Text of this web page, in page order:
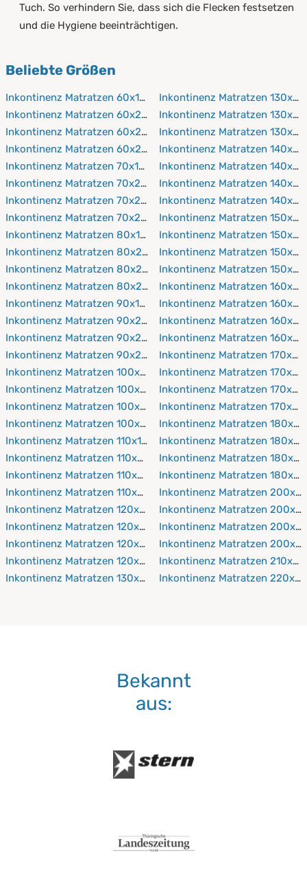
Tuch. So verhindern Sie, dass sich die Flecken festsetzen
und die Hygiene beeinträchtigen.
Beliebte Größen
Inkontinenz Matratzen 60x190 cm
Inkontinenz Matratzen 60x200 cm
Inkontinenz Matratzen 60x210 cm
Inkontinenz Matratzen 60x220 cm
Inkontinenz Matratzen 70x190 cm
Inkontinenz Matratzen 70x200 cm
Inkontinenz Matratzen 70x210 cm
Inkontinenz Matratzen 70x220 cm
Inkontinenz Matratzen 80x190 cm
Inkontinenz Matratzen 80x200 cm
Inkontinenz Matratzen 80x210 cm
Inkontinenz Matratzen 80x220 cm
Inkontinenz Matratzen 90x190 cm
Inkontinenz Matratzen 90x200 cm
Inkontinenz Matratzen 90x210 cm
Inkontinenz Matratzen 90x220 cm
Inkontinenz Matratzen 100x190 cm
Inkontinenz Matratzen 100x200 cm
Inkontinenz Matratzen 100x210 cm
Inkontinenz Matratzen 100x220 cm
Inkontinenz Matratzen 110x190 cm
Inkontinenz Matratzen 110x200 cm
Inkontinenz Matratzen 110x210 cm
Inkontinenz Matratzen 110x220 cm
Inkontinenz Matratzen 120x190 cm
Inkontinenz Matratzen 120x200 cm
Inkontinenz Matratzen 120x210 cm
Inkontinenz Matratzen 120x220 cm
Inkontinenz Matratzen 130x190 cm
Inkontinenz Matratzen
Inkontinenz Matratzen
Inkontinenz Matratzen
Inkontinenz Matratzen
Inkontinenz Matratzen
Inkontinenz Matratzen
Inkontinenz Matratzen
Inkontinenz Matratzen
Inkontinenz Matratzen
Inkontinenz Matratzen
Inkontinenz Matratzen
Inkontinenz Matratzen
Inkontinenz Matratzen
Inkontinenz Matratzen
Inkontinenz Matratzen
Inkontinenz Matratzen
Inkontinenz Matratzen
Inkontinenz Matratzen
Inkontinenz Matratzen
Inkontinenz Matratzen
Inkontinenz Matratzen
Inkontinenz Matratzen
Inkontinenz Matratzen
Inkontinenz Matratzen
Inkontinenz Matratzen
Inkontinenz Matratzen
Inkontinenz Matratzen
Inkontinenz Matratzen
Inkontinenz Matratzen
Bekannt
aus: